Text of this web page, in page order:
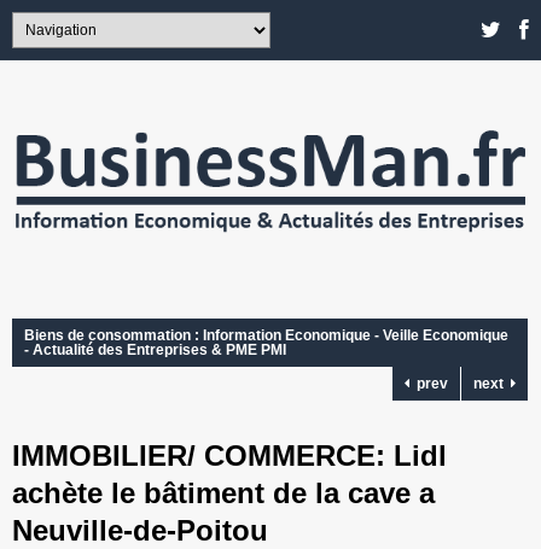
Biens de consommation : Information Economique - Veille Economique
- Actualité des Entreprises & PME PMI
prev
next
IMMOBILIER/ COMMERCE: Lidl
achète le bâtiment de la cave a
Neuville-de-Poitou